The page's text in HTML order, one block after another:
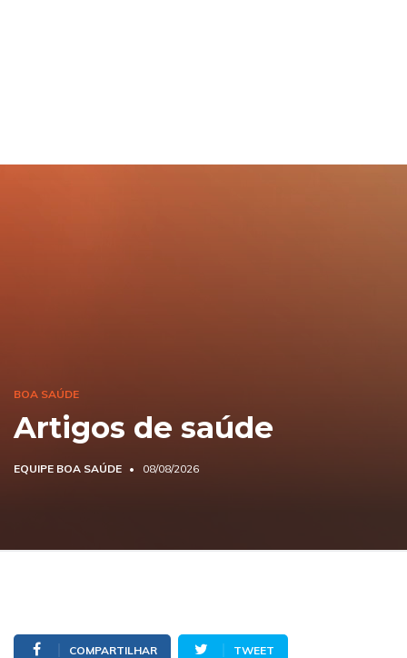
BOA SAÚDE
Artigos de saúde
EQUIPE BOA SAÚDE 08/08/2026
COMPARTILHAR TWEET